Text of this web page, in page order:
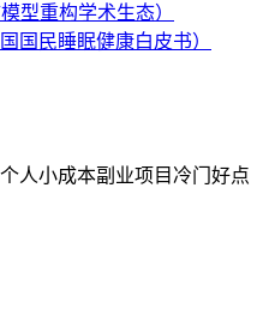
型重构学术生态）
国民睡眠健康白皮书）
人小成本副业项目冷门好点